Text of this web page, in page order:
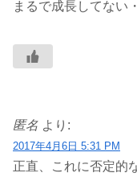
まるで成長してない
匿名 より:
2017年4月6日 5:31 PM
正直、これに否定的